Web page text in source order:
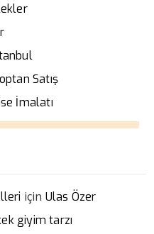
Satış
İmalatı
için Ulas Özer
giyim tarzı